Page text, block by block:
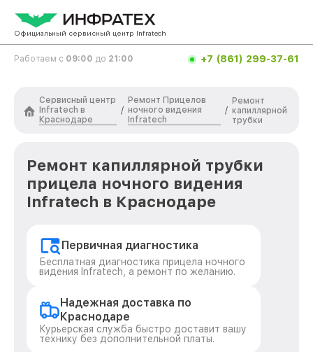
Официальный сервисный центр Infratech
Работаем с 09:00 до 21:00 +7 (861) 299-37-61
Сервисный центр
Infratech в
Краснодаре
/
Ремонт Прицелов
ночного видения
Infratech
/
Ремонт
капиллярной
трубки
Ремонт капиллярной трубки
прицела ночного видения
Infratech в Краснодаре
Первичная диагностика
Бесплатная диагностика прицела ночного
видения Infratech, а ремонт по желанию.
Надежная доставка по
Краснодаре
Курьерская служба быстро доставит вашу
технику без дополнительной платы.